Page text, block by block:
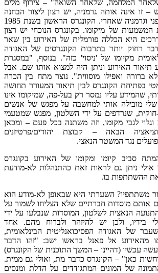
המלחמה, שלאחר השואה" – צירוף מלים
אינה אותה גרמניה, יש רצון ליצור הבחנה
ברורה בין גרמניה שלפני וגרמניה שאחרי. הקונגרס הראשון בשנת 1985
המשמעות של מיקומו. בקונגרס הנוכחי יש רצון
היא הכללה פורמלית של האירוע בין שאר
רחוק יותר בתרבות הקונגרסים של האגודה
מקיומו של 'ניסוי' כזה". בנוסף, "במסגרת
תיאור האירוע וניתן היה למצוא אותו שם. אבל
ברורה ואפילו מוסווית". נוצר מתח בין הכרה
בפתיחת הקונגרס לבין תיאור המעורר תחושה
שהמידע עליו נמסר רק בעל-פה, שמיקומו אינו
שלי מובילה אותי למחשבה על מפגש של אנשים
חוקית, שנרדפים על ידי השלטון, מפגש שמטעמי
וגלוי לגבי מקומו, וזה משתנה בכל פעם – ומכאן
הבאה – קבוצת יהודים/פרטיזנים
נגד המשטר הנאצי.
סביב קיומו ומקומו של האירוע בקונגרס
אולי ניתן גם לראות זאת כהתנהלות לא-מודעת
ההשתתפות בו.
משתתפיו? השערתי היא שבאופן לא-מודע הוא
אותם מוסדות חברתיים שלא הצליחו לשמור על
הנאצית לשלטון, המוסדות שנבלעו על ידי
בידיו, ולכן יש להיזהר ולברוח מהם. אחד
של האגודה הפסיכואנליטית הבינלאומית,
מהאירוע אל פאנל בראשו ישב: "זהו הדבר
עכשיו (דהיינו – המשך התוכנית של הקונגרס)
כאן" – הקונגרס כדבר מת, ואולי גם ממית.
של המונים המתגודדים על הדלת ומנסים